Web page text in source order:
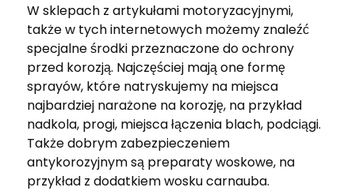
W sklepach z artykułami motoryzacyjnymi,
także w tych internetowych możemy znaleźć
specjalne środki przeznaczone do ochrony
przed korozją. Najczęściej mają one formę
sprayów, które natryskujemy na miejsca
najbardziej narażone na korozję, na przykład
nadkola, progi, miejsca łączenia blach, podciągi.
Także dobrym zabezpieczeniem
antykorozyjnym są preparaty woskowe, na
przykład z dodatkiem wosku carnauba.